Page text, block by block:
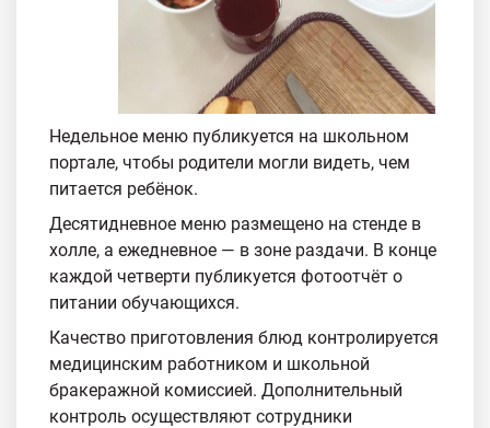
Недельное меню публикуется на школьном
портале, чтобы родители могли видеть, чем
питается ребёнок.
Десятидневное меню размещено на стенде в
холле, а ежедневное — в зоне раздачи. В конце
каждой четверти публикуется фотоотчёт о
питании обучающихся.
Качество приготовления блюд контролируется
медицинским работником и школьной
бракеражной комиссией. Дополнительный
контроль осуществляют сотрудники